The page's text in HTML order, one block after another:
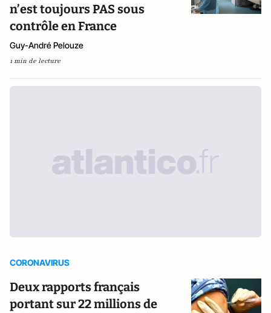
n’est toujours PAS sous
contrôle en France
Guy-André Pelouze
1 min de lecture
CORONAVIRUS
Deux rapports français
portant sur 22 millions de